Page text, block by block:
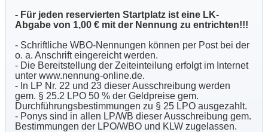
- Für jeden reservierten Startplatz ist eine LK-
Abgabe von 1,00 € mit der Nennung zu entrichten!!!
- Schriftliche WBO-Nennungen können per Post bei der
o. a. Anschrift eingereicht werden.
- Die Bereitstellung der Zeiteinteilung erfolgt im Internet
unter www.nennung-online.de.
- In LP Nr. 22 und 23 dieser Ausschreibung werden
gem. § 25.2 LPO 50 % der Geldpreise gem.
Durchführungsbestimmungen zu § 25 LPO ausgezahlt.
- Ponys sind in allen LP/WB dieser Ausschreibung gem.
Bestimmungen der LPO/WBO und KLW zugelassen.